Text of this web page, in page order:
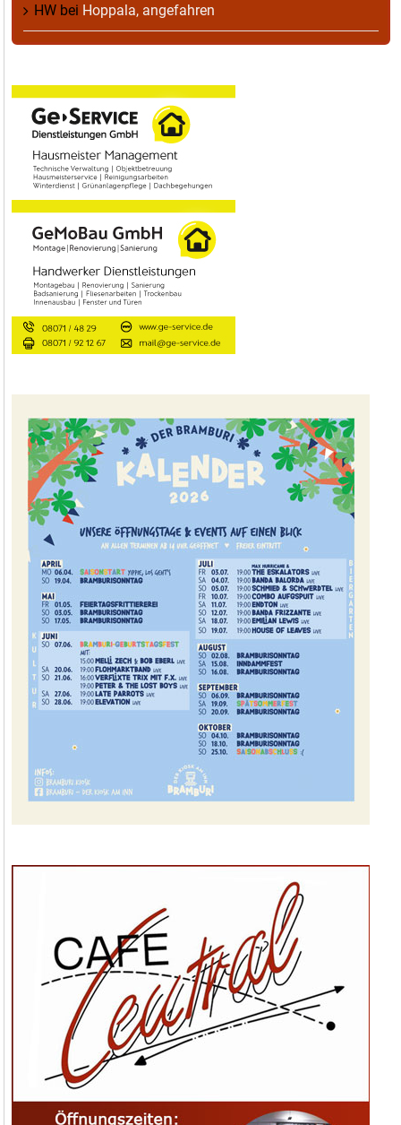
HW bei Hoppala, angefahren